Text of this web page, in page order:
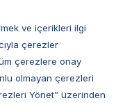
ve içerikleri ilgi
çerezler
çerezlere onay
olmayan çerezleri
Yönet” üzerinden